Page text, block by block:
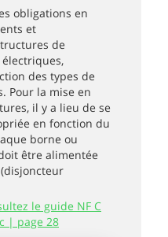
obligations en
et
de
des types de
Pour la mise en
il y a lieu de se
en fonction du
borne ou
être alimentée
le guide NF C
| page 28